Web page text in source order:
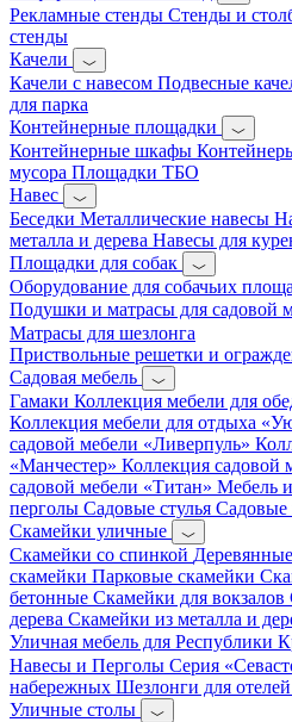
Рекламные стенды Стенды и
стенды
Качели
Качели с навесом Подвесные
для парка
Контейнерные площадки
Контейнерные шкафы
мусора Площадки ТБО
Навес
Беседки Металлические навесы
металла и дерева Навесы для
Площадки для собак
Оборудование для собачьих
Подушки и матрасы для садовой
Матрасы для шезлонга
Приствольные решетки и
Садовая мебель
Гамаки Коллекция мебели для
Коллекция мебели для отдыха
садовой мебели «Ливерпуль»
«Манчестер» Коллекция садовой
садовой мебели «Титан» Мебель
перголы Садовые стулья Садовые
Скамейки уличные
Скамейки со спинкой
скамейки Парковые скамейки
бетонные Скамейки для вокзалов
дерева Скамейки из металла и
Уличная мебель для Республики
Навесы и Перголы Серия
набережных Шезлонги для
Уличные столы